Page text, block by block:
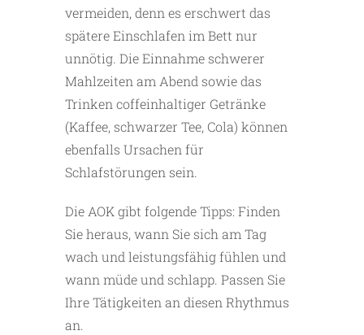
vermeiden, denn es erschwert das
spätere Einschlafen im Bett nur
unnötig. Die Einnahme schwerer
Mahlzeiten am Abend sowie das
Trinken coffeinhaltiger Getränke
(Kaffee, schwarzer Tee, Cola) können
ebenfalls Ursachen für
Schlafstörungen sein.
Die AOK gibt folgende Tipps: Finden
Sie heraus, wann Sie sich am Tag
wach und leistungsfähig fühlen und
wann müde und schlapp. Passen Sie
Ihre Tätigkeiten an diesen Rhythmus
an.